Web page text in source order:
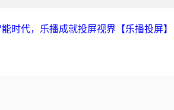
能时代，乐播成就投屏视界【乐播投屏】